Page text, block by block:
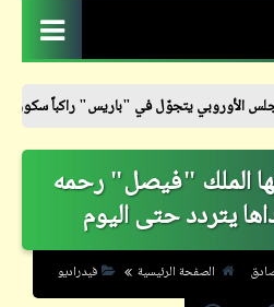
حكم
حواديت
حوار
في "باريس" راكباً سكووتر | سيسي - ستايل
الملك "فيصل" رحمه
يتردد حتى اليوم
الصفحة الرئيسية
فيدراديو